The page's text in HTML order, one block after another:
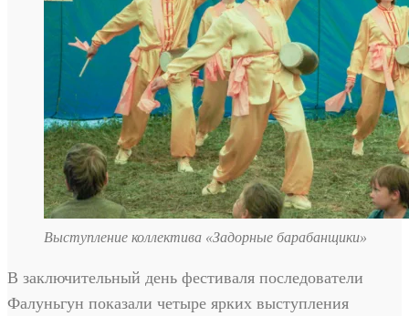
Выступление коллектива «Задорные барабанщики»
В заключительный день фестиваля последователи
Фалуньгун показали четыре ярких выступления